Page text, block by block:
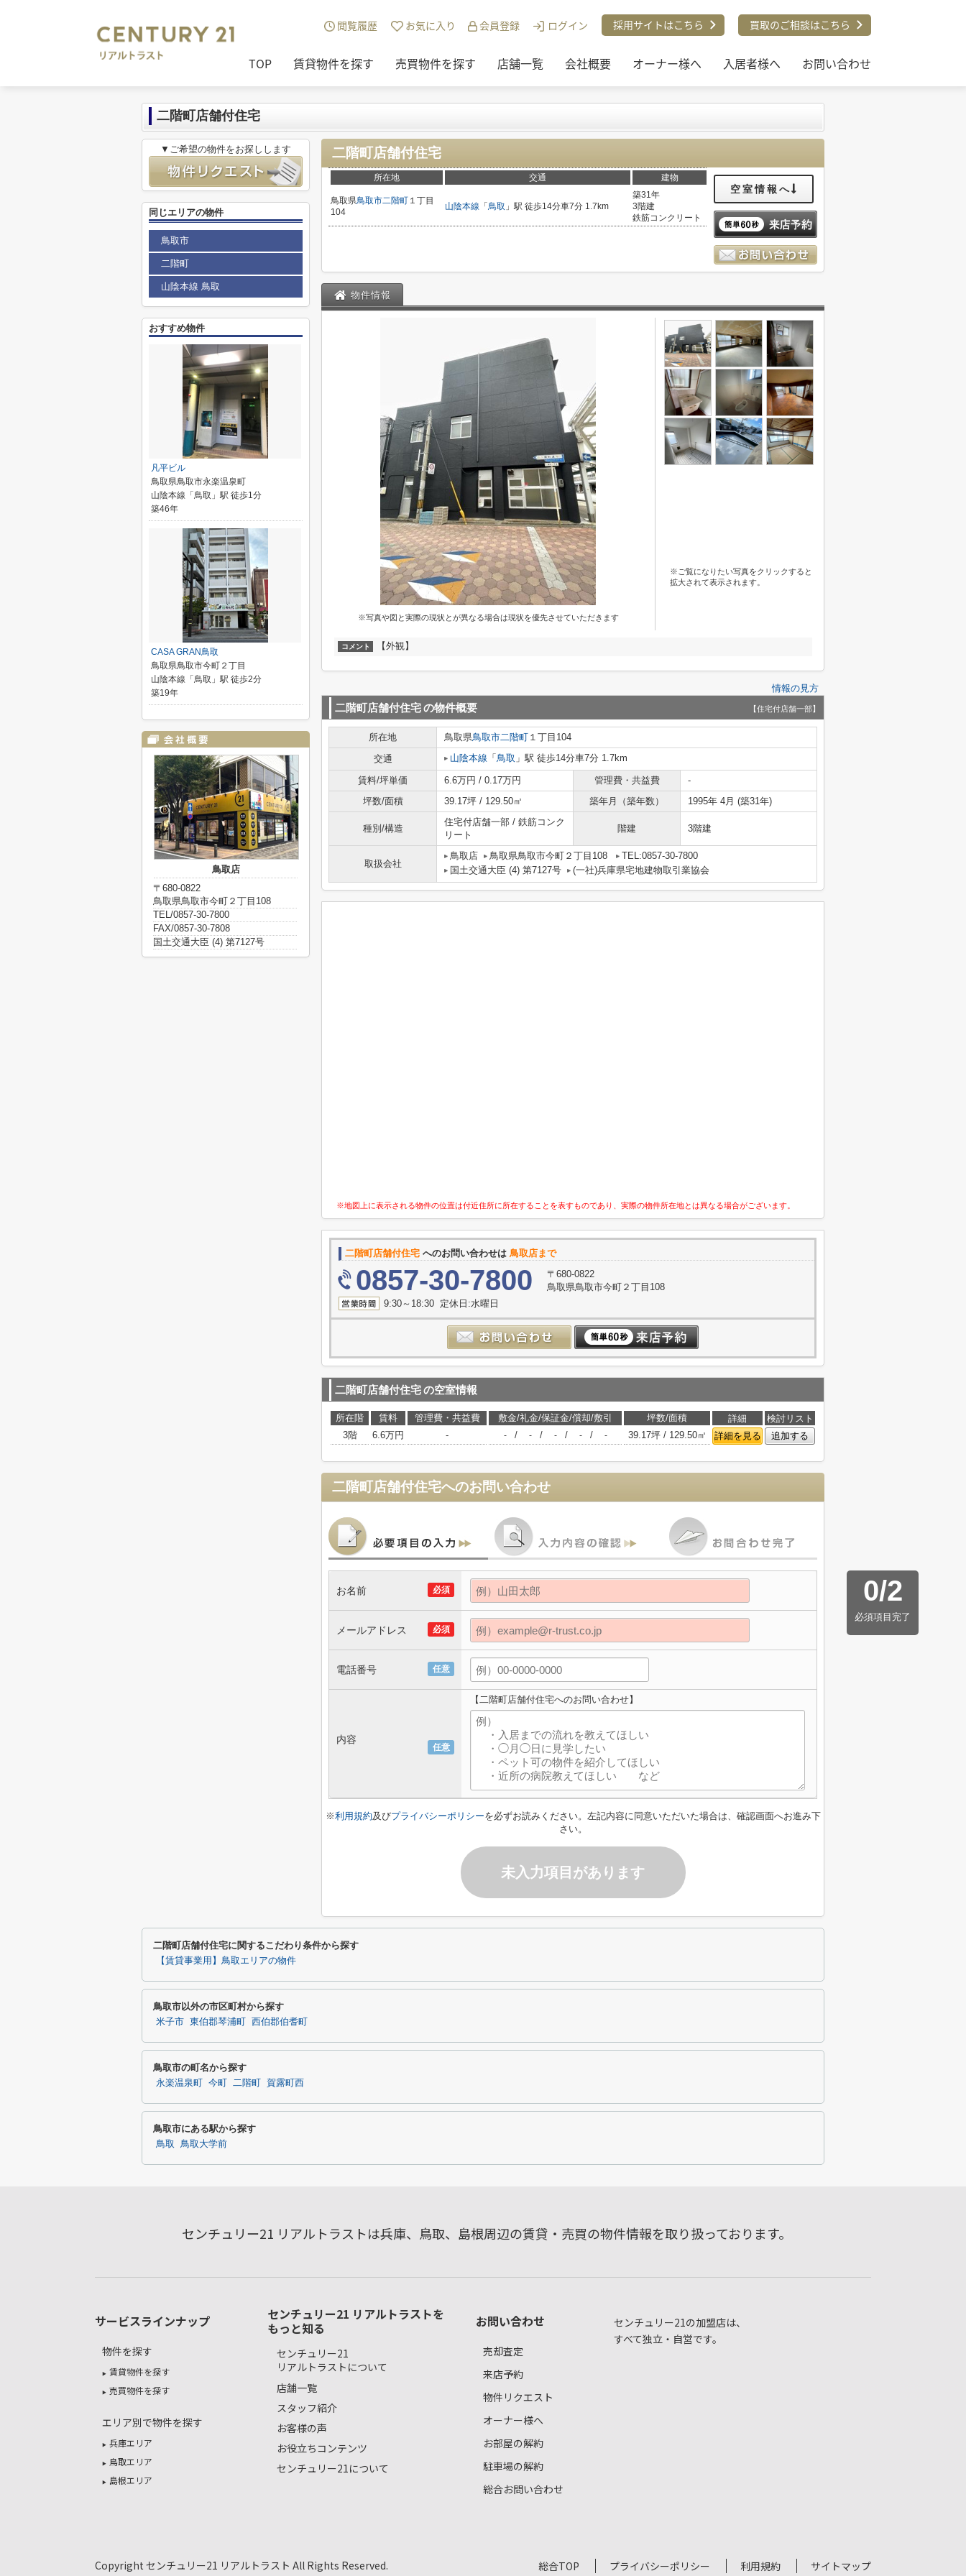
閲覧履歴 お気に入り 会員登録 ログイン 採用サイトはこちら 買取のご相談はこちら
TOP 賃貸物件を探す 売買物件を探す 店舗一覧 会社概要 オーナー様へ 入居者様へ お問い合わせ
二階町店舗付住宅
二階町店舗付住宅
所在地 交通 建物
鳥取県鳥取市二階町 １丁目
104
山陰本線 「 鳥取 」駅 徒歩14分車7分 1.7km
築31年
3階建
鉄筋コンクリート
空室情報へ
物件情報
※写真や図と実際の現状とが異なる場合は現状を優先させていただきます
※ご覧になりたい写真をクリックすると
拡大されて表示されます。
コメント 【外観】
情報の見方
二階町店舗付住宅の物件概要 【住宅付店舗一部】
所在地 鳥取県鳥取市二階町 １丁目104
交通
山陰本線 「 鳥取 」駅 徒歩14分車7分 1.7km
賃料/坪単価 6.6万円 / 0.17万円 管理費・共益費
-
坪数/面積
39.17坪 / 129.50㎡ 築年月（築年数） 1995年 4月 (築31年)
種別/構造
住宅付店舗一部 / 鉄筋コンク
リート
階建 3階建
取扱会社
鳥取店 鳥取県鳥取市今町２丁目108
TEL:0857-30-7800
国土交通大臣 (4) 第7127号
(一社)兵庫県宅地建物取引業協会
※地図上に表示される物件の位置は付近住所に所在することを表すものであり、実際の物件所在地とは異なる場合がございます。
二階町店舗付住宅 へのお問い合わせは 鳥取店まで
0857-30-7800
〒680-0822
鳥取県鳥取市今町２丁目108
9:30～18:30 定休日:水曜日
二階町店舗付住宅の空室情報
所在階 賃料 管理費・共益費 敷金/礼金/保証金/償却/敷引 坪数/面積 詳細
検討リスト
3階
6.6万円 - - / - / - / - / - 39.17坪 / 129.50㎡ 詳細を見る 追加する
二階町店舗付住宅へのお問い合わせ
0/2
必須項目完了
必須
お名前
必須
メールアドレス
任意
電話番号
任意
内容
【二階町店舗付住宅へのお問い合わせ】
※利用規約及びプライバシーポリシーを必ずお読みください。左記内容に同意いただいた場合は、確認画面へお進み下
さい。
未入力項目があります
▼ご希望の物件をお探しします
同じエリアの物件
鳥取市
二階町
山陰本線 鳥取
おすすめ物件
凡平ビル
鳥取県鳥取市永楽温泉町
山陰本線「鳥取」駅 徒歩1分
築46年
CASA GRAN鳥取
鳥取県鳥取市今町２丁目
山陰本線「鳥取」駅 徒歩2分
築19年
鳥取店
〒680-0822
鳥取県鳥取市今町２丁目108
TEL/0857-30-7800
FAX/0857-30-7808
国土交通大臣 (4) 第7127号
二階町店舗付住宅に関するこだわり条件から探す
【賃貸事業用】鳥取エリアの物件
鳥取市以外の市区町村から探す
米子市 東伯郡琴浦町 西伯郡伯耆町
鳥取市の町名から探す
永楽温泉町 今町 二階町 賀露町西
鳥取市にある駅から探す
鳥取 鳥取大学前
センチュリー21 リアルトラストは兵庫、鳥取、島根周辺の賃貸・売買の物件情報を取り扱っております。
サービスラインナップ
物件を探す
賃貸物件を探す
売買物件を探す
エリア別で物件を探す
兵庫エリア
鳥取エリア
島根エリア
センチュリー21 リアルトラストを
もっと知る
センチュリー21
リアルトラストについて
店舗一覧
スタッフ紹介
お客様の声
お役立ちコンテンツ
センチュリー21について
お問い合わせ
売却査定
来店予約
物件リクエスト
オーナー様へ
お部屋の解約
駐車場の解約
総合お問い合わせ
センチュリー21の加盟店は、
すべて独立・自営です。
Copyright センチュリー21 リアルトラスト All Rights Reserved. 総合TOP プライバシーポリシー 利用規約 サイトマップ